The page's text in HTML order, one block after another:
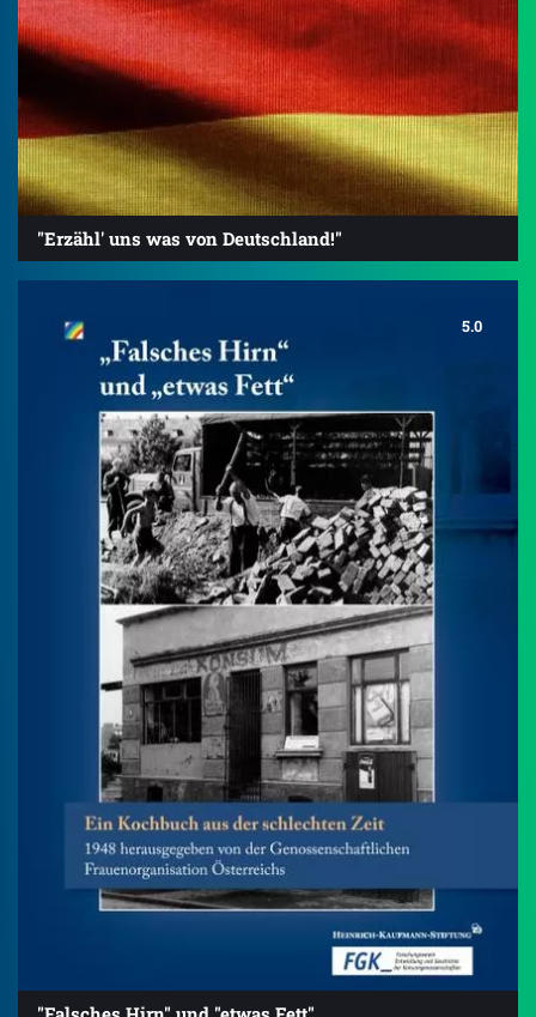
"Erzähl' uns was von Deutschland!"
5.0